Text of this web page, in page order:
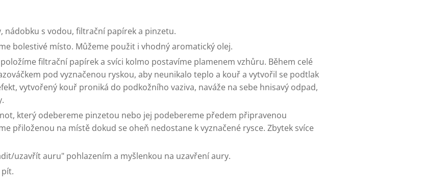
nádobku s vodou, filtrační papírek a pinzetu.
bolestivé místo. Můžeme použit i vhodný aromatický olej.
filtrační papírek a svíci kolmo postavíme plamenem vzhůru. Během celé
pod vyznačenou ryskou, aby neunikalo teplo a kouř a vytvořil se podtlak
vytvořený kouř proniká do podkožního vaziva, naváže na sebe hnisavý odpad,
který odebereme pinzetou nebo jej podebereme předem připravenou
přiloženou na místě dokud se oheň nedostane k vyznačené rysce. Zbytek svíce
uzavřít auru" pohlazením a myšlenkou na uzavření aury.